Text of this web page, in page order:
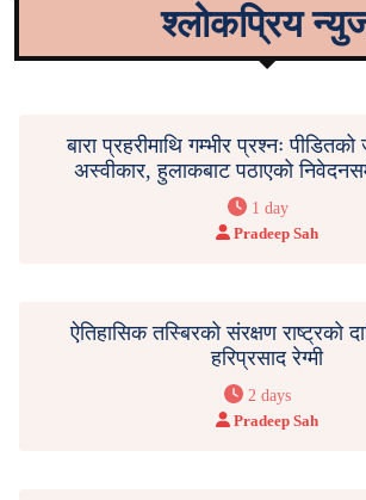
श्लोकप्रिय
बारा प्रहरीमाथि गम्भीर प्रश्नः पीडितको
अस्वीकार, हुलाकबाट पठाएको
1 day
Pradeep Sah
ऐतिहासिक तस्बिरको संरक्षण राष्ट्रको
हरिप्रसाद रेग्मी
2 days
Pradeep Sah